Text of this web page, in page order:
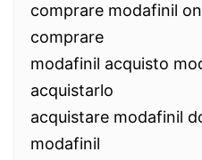
comprare modafinil
comprare
modafinil acquisto
acquistarlo
acquistare modafinil
modafinil